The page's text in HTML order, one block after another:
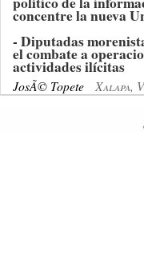
concentre la nueva
- Diputadas
el combate a
actividades ilícitas
JosÃ© Topete Xalapa,